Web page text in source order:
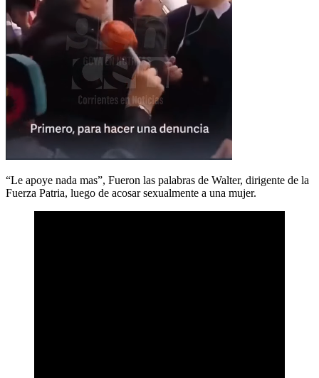
“Le apoye nada mas”, Fueron las palabras de Walter, dirigente de la
Fuerza Patria, luego de acosar sexualmente a una mujer.